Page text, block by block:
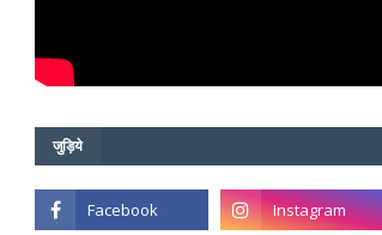
जुड़िये